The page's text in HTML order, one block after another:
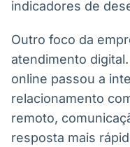
indicadores de
Outro foco da
atendimento
online passou a
relacionamento
remoto,
resposta mais